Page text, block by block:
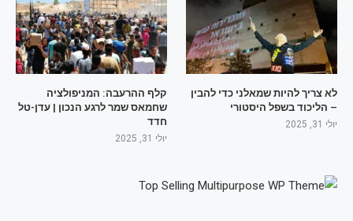
לא צריך להיות שמאלני כדי להבין
– הליכוד בשפל היסטורי
יולי 31, 2025
קלף ההרעבה: המניפולציה
שחמאס שמר לרגע הנכון | עדן-טל
חדד
יולי 31, 2025